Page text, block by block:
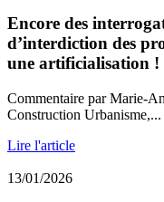
Encore des
d’interdiction des
une artificialisation !
Commentaire par Marie-
Construction Urbanisme,...
Lire l'article
13/01/2026